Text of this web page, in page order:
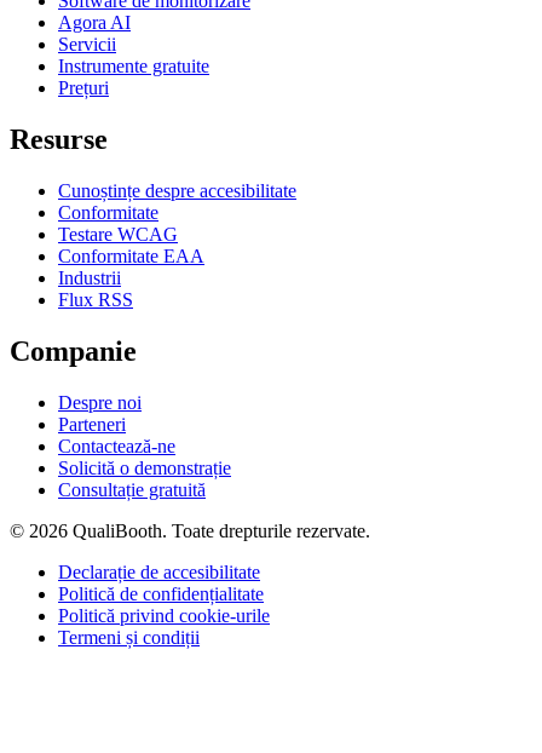
Agora AI
Servicii
Instrumente gratuite
Prețuri
Resurse
Cunoștințe despre accesibilitate
Conformitate
Testare WCAG
Conformitate EAA
Industrii
Flux RSS
Companie
Despre noi
Parteneri
Contactează-ne
Solicită o demonstrație
Consultație gratuită
© 2026 QualiBooth. Toate drepturile rezervate.
Declarație de accesibilitate
Politică de confidențialitate
Politică privind cookie-urile
Termeni și condiții